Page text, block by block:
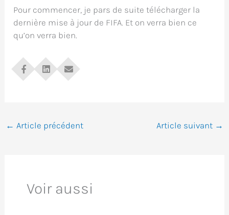
Pour commencer, je pars de suite télécharger la
dernière mise à jour de FIFA. Et on verra bien ce
qu’on verra bien.
← Article précédent Article suivant →
Voir aussi